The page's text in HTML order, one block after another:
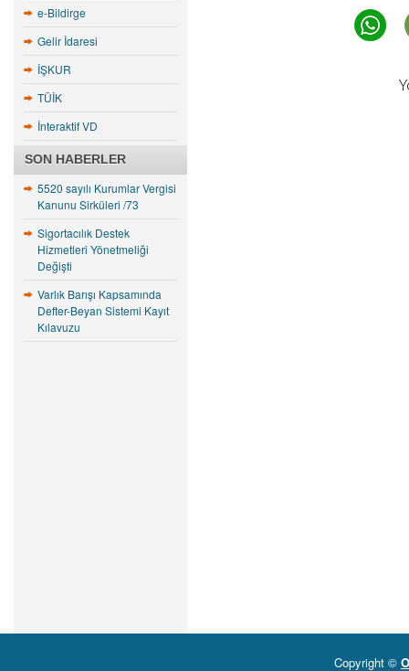
e-Bildirge
Gelir İdaresi
İŞKUR
TÜİK
İnteraktif VD
SON HABERLER
5520 sayılı Kurumlar Vergisi
Kanunu Sirküleri /73
Sigortacılık Destek
Hizmetleri Yönetmeliği
Değişti
Varlık Barışı Kapsamında
Defter-Beyan Sistemi Kayıt
Kılavuzu
Copyright ©